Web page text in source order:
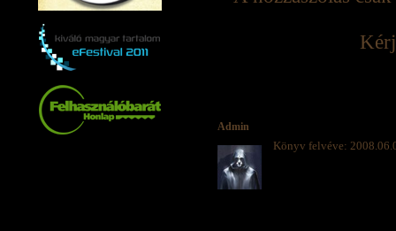
Admin
Könyv felvéve: